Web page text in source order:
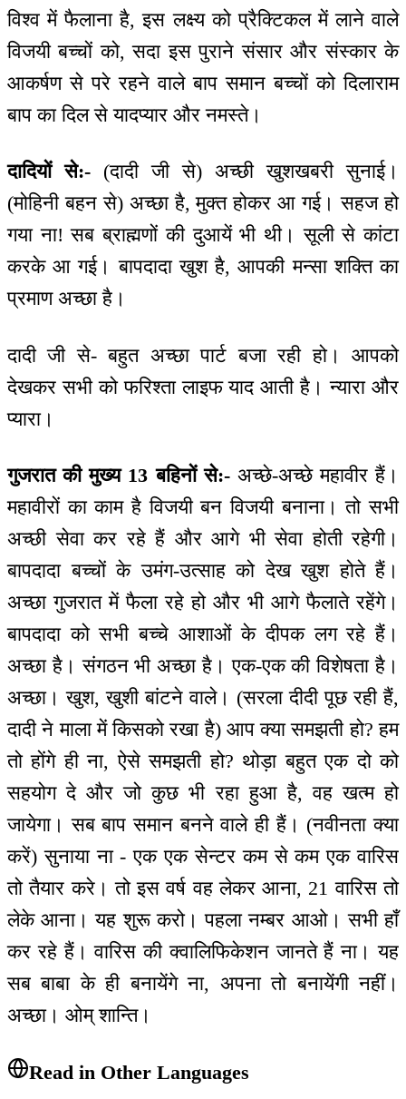
विश्व में फैलाना है, इस लक्ष्य को प्रैक्टिकल में लाने वाले
विजयी बच्चों को, सदा इस पुराने संसार और संस्कार के
आकर्षण से परे रहने वाले बाप समान बच्चों को दिलाराम
बाप का दिल से यादप्यार और नमस्ते।
दादियों से:- (दादी जी से) अच्छी खुशखबरी सुनाई।
(मोहिनी बहन से) अच्छा है, मुक्त होकर आ गई। सहज हो
गया ना! सब ब्राह्मणों की दुआयें भी थी। सूली से कांटा
करके आ गई। बापदादा खुश है, आपकी मन्सा शक्ति का
प्रमाण अच्छा है।
दादी जी से- बहुत अच्छा पार्ट बजा रही हो। आपको
देखकर सभी को फरिश्ता लाइफ याद आती है। न्यारा और
प्यारा।
गुजरात की मुख्य 13 बहिनों से:-अच्छे-अच्छे महावीर हैं।
महावीरों का काम है विजयी बन विजयी बनाना। तो सभी
अच्छी सेवा कर रहे हैं और आगे भी सेवा होती रहेगी।
बापदादा बच्चों के उमंग-उत्साह को देख खुश होते हैं।
अच्छा गुजरात में फैला रहे हो और भी आगे फैलाते रहेंगे।
बापदादा को सभी बच्चे आशाओं के दीपक लग रहे हैं।
अच्छा है। संगठन भी अच्छा है। एक-एक की विशेषता है।
अच्छा। खुश, खुशी बांटने वाले। (सरला दीदी पूछ रही हैं,
दादी ने माला में किसको रखा है) आप क्या समझती हो? हम
तो होंगे ही ना, ऐसे समझती हो? थोड़ा बहुत एक दो को
सहयोग दे और जो कुछ भी रहा हुआ है, वह खत्म हो
जायेगा। सब बाप समान बनने वाले ही हैं। (नवीनता क्या
करें) सुनाया ना - एक एक सेन्टर कम से कम एक वारिस
तो तैयार करे। तो इस वर्ष वह लेकर आना, 21 वारिस तो
लेके आना। यह शुरू करो। पहला नम्बर आओ। सभी हाँ
कर रहे हैं। वारिस की क्वालिफिकेशन जानते हैं ना। यह
सब बाबा के ही बनायेंगे ना, अपना तो बनायेंगी नहीं।
अच्छा। ओम् शान्ति।
Read in Other Languages